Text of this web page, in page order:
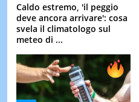
Caldo estremo, 'il peggio
deve ancora arrivare': cosa
svela il climatologo sul
meteo di ...